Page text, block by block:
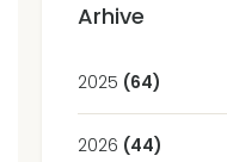
Arhive
2025 (64)
2026 (44)